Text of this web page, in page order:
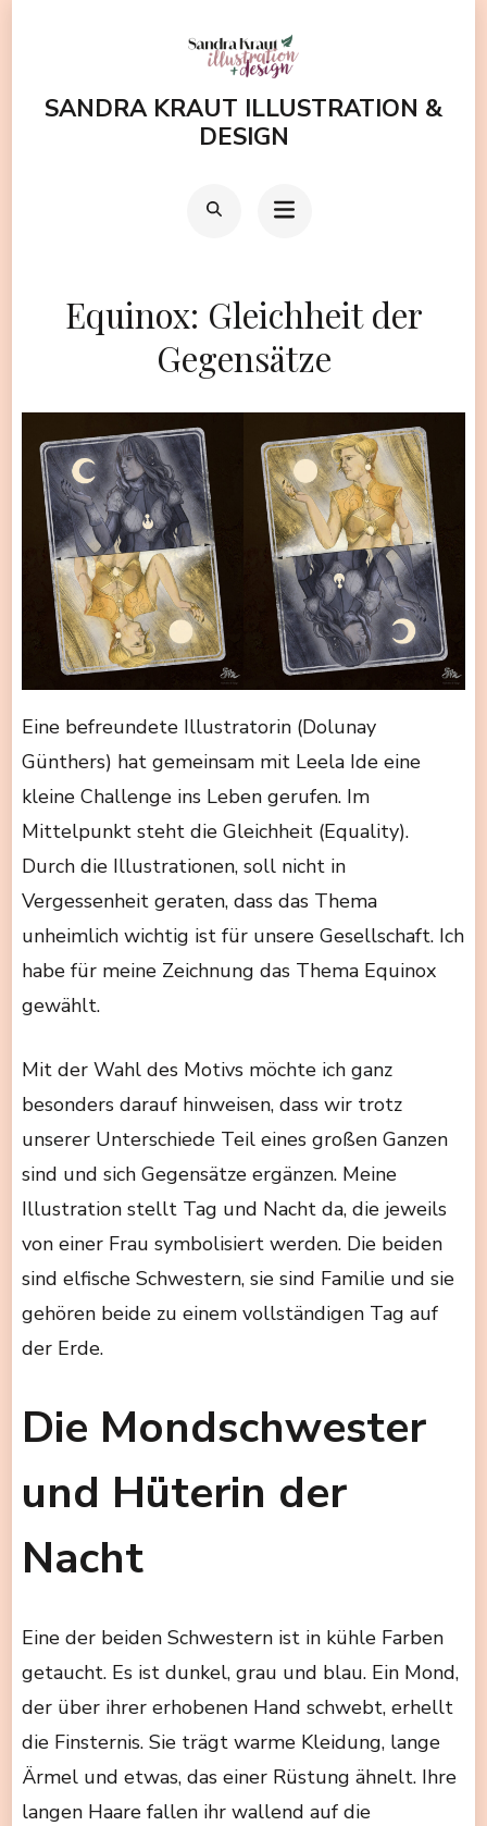
(EnterSANDRA KRAUT ILLUSTRATION &
DESIGN
Equinox: Gleichheit der
Gegensätze
Eine befreundete Illustratorin (Dolunay
Günthers) hat gemeinsam mit Leela Ide eine
kleine Challenge ins Leben gerufen. Im
Mittelpunkt steht die Gleichheit (Equality).
Durch die Illustrationen, soll nicht in
Vergessenheit geraten, dass das Thema
unheimlich wichtig ist für unsere Gesellschaft. Ich
habe für meine Zeichnung das Thema Equinox
gewählt.
Mit der Wahl des Motivs möchte ich ganz
besonders darauf hinweisen, dass wir trotz
unserer Unterschiede Teil eines großen Ganzen
sind und sich Gegensätze ergänzen. Meine
Illustration stellt Tag und Nacht da, die jeweils
von einer Frau symbolisiert werden. Die beiden
sind elfische Schwestern, sie sind Familie und sie
gehören beide zu einem vollständigen Tag auf
der Erde.
Die Mondschwester
und Hüterin der
Nacht
Eine der beiden Schwestern ist in kühle Farben
getaucht. Es ist dunkel, grau und blau. Ein Mond,
der über ihrer erhobenen Hand schwebt, erhellt
die Finsternis. Sie trägt warme Kleidung, lange
Ärmel und etwas, das einer Rüstung ähnelt. Ihre
langen Haare fallen ihr wallend auf die